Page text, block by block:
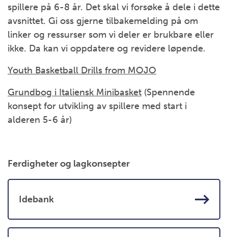
spillere på 6-8 år. Det skal vi forsøke å dele i dette
avsnittet. Gi oss gjerne tilbakemelding på om
linker og ressurser som vi deler er brukbare eller
ikke. Da kan vi oppdatere og revidere løpende.
Youth Basketball Drills from MOJO
Grundbog i Italiensk Minibasket (Spennende
konsept for utvikling av spillere med start i
alderen 5-6 år)
Ferdigheter og lagkonsepter
Idebank